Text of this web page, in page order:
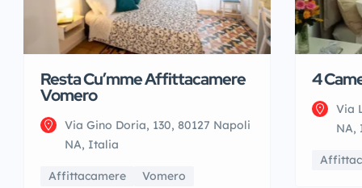
Resta Cu’mme Affittacamere
Vomero
Via Gino Doria, 130, 80127 Napoli
NA, Italia
Affittacamere Vomero
4
Via
NA,